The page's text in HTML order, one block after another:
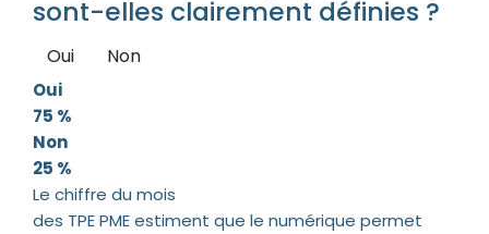
sont-elles clairement définies ?
Oui Non
Oui
75 %
Non
25 %
Le chiffre du mois
des TPE PME estiment que le numérique permet